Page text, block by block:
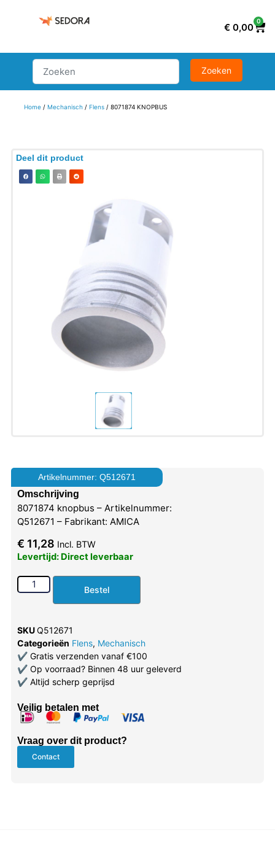
€ 0,00
0
Home/ Mechanisch/ Flens/ 8071874 KNOPBUS
Deel dit product
Artikelnummer: Q512671
Omschrijving
8071874 knopbus – Artikelnummer:
Q512671 – Fabrikant: AMICA
€ 11,28 Incl. BTW
Levertijd: Direct leverbaar
Bestel
SKUQ512671
Categorieën Flens, Mechanisch
✔Gratis verzenden vanaf €100
✔Op voorraad? Binnen 48 uur geleverd
✔Altijd scherp geprijsd
Veilig betalen met
Vraag over dit product?
Contact